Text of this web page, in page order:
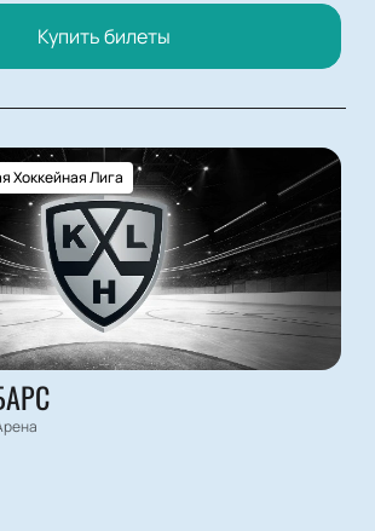
Купить билеты
Хоккейная Лига